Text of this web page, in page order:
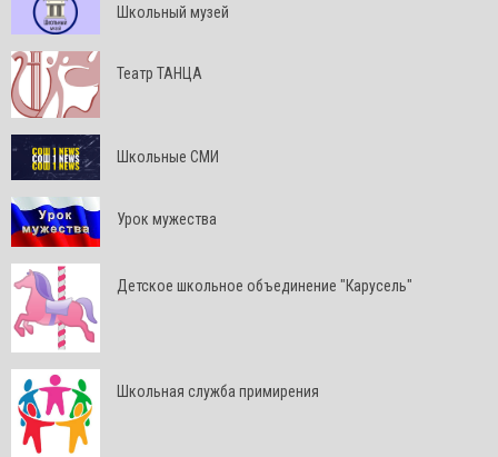
Школьный музей
Театр ТАНЦА
Школьные СМИ
Урок мужества
Детское школьное объединение "Карусель"
Школьная служба примирения